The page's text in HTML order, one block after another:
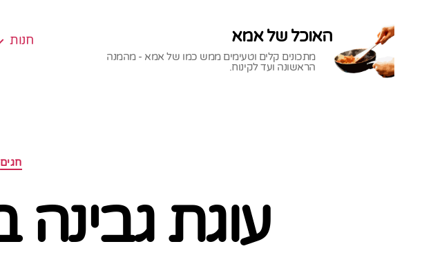
האוכל של אמא
מתכונים קלים וטעימים ממש כמו של אמא - מהמנה
הראשונה ועד לקינוח.
חנות
חגים
עוגת